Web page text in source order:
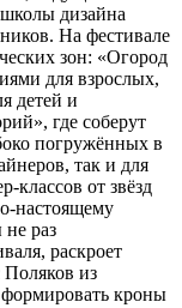
дизайна
На фестивале
зон: «Огород
для взрослых,
детей и
где соберут
погружённых в
так и для
классов от звёзд
настоящему
раз
раскроет
Поляков из
кроны